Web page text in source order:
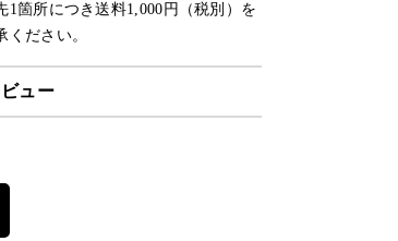
箇所につき送料1,000円（税別）を
ださい。
ュー